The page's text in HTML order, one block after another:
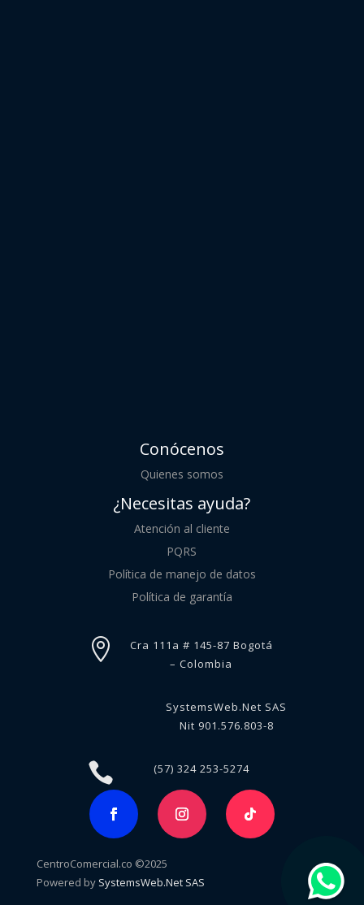
Conócenos
Quienes somos
¿Necesitas ayuda?
Atención al cliente
PQRS
Política de manejo de datos
Política de garantía

Cra 111a # 145-87 Bogotá
– Colombia
SystemsWeb.Net SAS
Nit 901.576.803-8
 (57) 324 253-5274
CentroComercial.co ©2025
Powered by SystemsWeb.Net SAS